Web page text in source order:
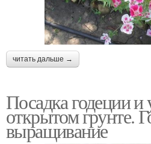
читать дальше →
Посадка годеции и
открытом грунте.
выращивание